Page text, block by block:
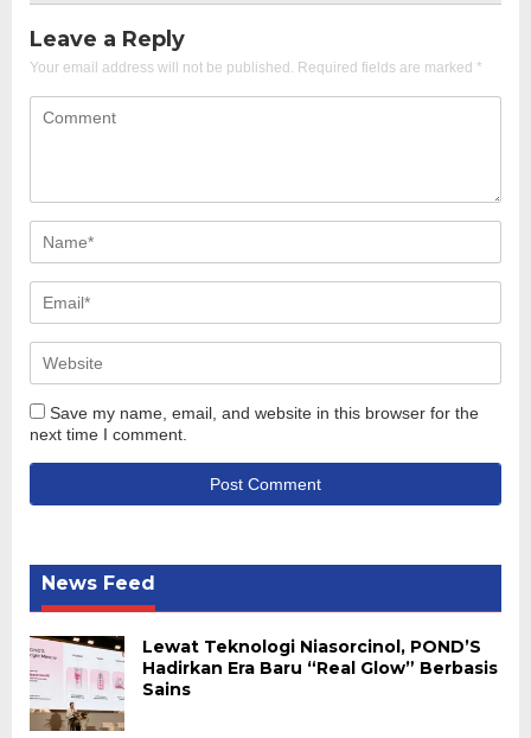
Leave a Reply
Your email address will not be published. Required fields are marked *
Save my name, email, and website in this browser for the
next time I comment.
News Feed
Lewat Teknologi Niasorcinol, POND’S
Hadirkan Era Baru “Real Glow” Berbasis
Sains